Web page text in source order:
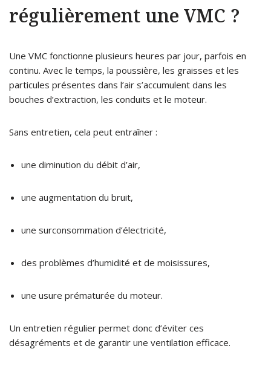
régulièrement une VMC ?
Une VMC fonctionne plusieurs heures par jour, parfois en
continu. Avec le temps, la poussière, les graisses et les
particules présentes dans l’air s’accumulent dans les
bouches d’extraction, les conduits et le moteur.
Sans entretien, cela peut entraîner :
une diminution du débit d’air,
une augmentation du bruit,
une surconsommation d’électricité,
des problèmes d’humidité et de moisissures,
une usure prématurée du moteur.
Un entretien régulier permet donc d’éviter ces
désagréments et de garantir une ventilation efficace.